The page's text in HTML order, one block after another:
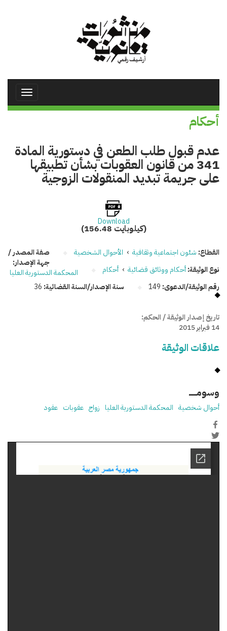
Toggle
أحكام
عدم قبول طلب الطعن في دستورية المادة
341 من قانون العقوبات بشأن تطبيقها
على جريمة تبديد المنقولات الزوجية
Download
(156.48 كيلوبايت)
القطاع: شئون اجتماعية وثقافية › الأحوال الشخصية
نوع الوثيقة:أحكام ووثائق قضائية › أحكام
رقم الوثيقة/الدعوى: 149 سنة الإصدار/السنة القضائية: 36
صفة المصدر /
جهة الإصدار:
المحكمة الدستورية العليا
تاريخ إصدار الوثيقة / الحكم:
14 فبراير 2015
علاقات الوثيقة
وسومـــــ
أحوال شخصية المحكمة الدستورية العليا زواج عقوبات عقود